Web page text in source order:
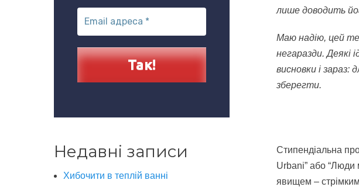
лише доводить
Маю надію, цей
негаразди. Деякі
висновки і зараз:
зберегти.
Стипендіальна
Urbani” або “Люди
явищем –
Недавні записи
Хибочити в теплій ванні